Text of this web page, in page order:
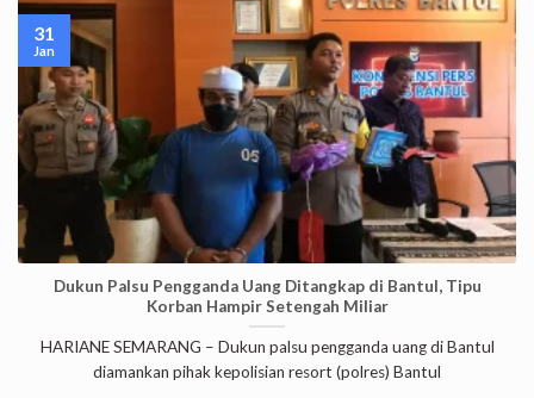
Dukun Palsu Pengganda Uang Ditangkap di Bantul, Tipu
Korban Hampir Setengah Miliar
HARIANE SEMARANG – Dukun palsu pengganda uang di Bantul
diamankan pihak kepolisian resort (polres) Bantul
31
Jan